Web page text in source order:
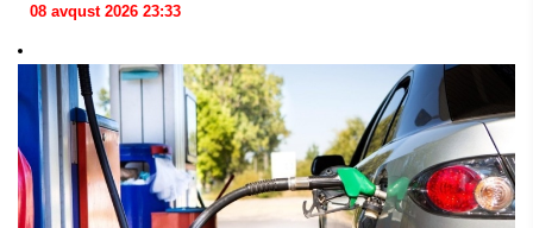
08 avqust 2026 23:33